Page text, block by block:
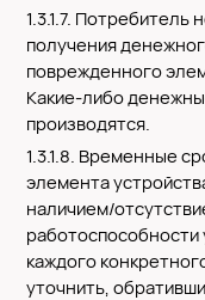
1.3.1.7. Потребитель
получения
поврежденного
Какие-либо
производятся.
1.3.1.8. Временные
элемента
наличием/
каждого
уточнить,